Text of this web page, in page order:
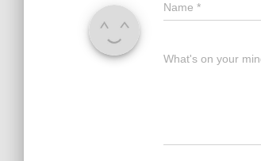
Name *
What's on your